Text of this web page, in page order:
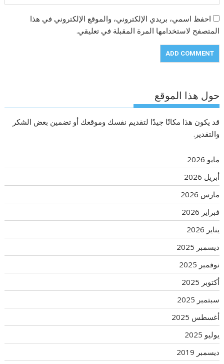
احفظ اسمي، بريدي الإلكتروني، والموقع الإلكتروني في هذا
المتصفح لاستخدامها المرة المقبلة في تعليقي.
حول هذا الموقع
قد يكون هذا مكانًا جيدًا لتقديم نفسك وموقعك أو تضمين بعض الشكر
والتقدير.
مايو 2026
أبريل 2026
مارس 2026
فبراير 2026
يناير 2026
ديسمبر 2025
نوفمبر 2025
أكتوبر 2025
سبتمبر 2025
أغسطس 2025
يوليو 2025
ديسمبر 2019